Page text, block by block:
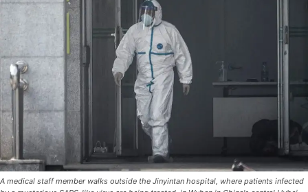
A medical staff member walks outside the Jinyintan hospital, where patients infected